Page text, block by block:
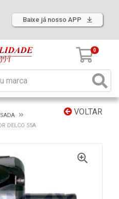
Baixe já nosso APP
0
VOLTAR
DELCO 55A